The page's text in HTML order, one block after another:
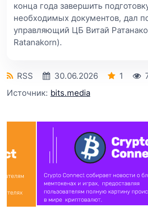
конца года завершить
необходимых документов, дал
управляющий ЦБ Витай
Ratanakorn).
RSS 30.06.2026 1
Источник: bits.media